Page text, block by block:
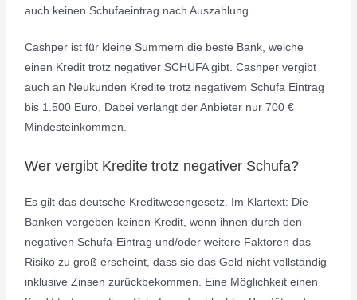
auch keinen Schufaeintrag nach Auszahlung.
Cashper ist für kleine Summern die beste Bank, welche
einen Kredit trotz negativer SCHUFA gibt. Cashper vergibt
auch an Neukunden Kredite trotz negativem Schufa Eintrag
bis 1.500 Euro. Dabei verlangt der Anbieter nur 700 €
Mindesteinkommen.
Wer vergibt Kredite trotz negativer Schufa?
Es gilt das deutsche Kreditwesengesetz. Im Klartext: Die
Banken vergeben keinen Kredit, wenn ihnen durch den
negativen Schufa-Eintrag und/oder weitere Faktoren das
Risiko zu groß erscheint, dass sie das Geld nicht vollständig
inklusive Zinsen zurückbekommen. Eine Möglichkeit einen